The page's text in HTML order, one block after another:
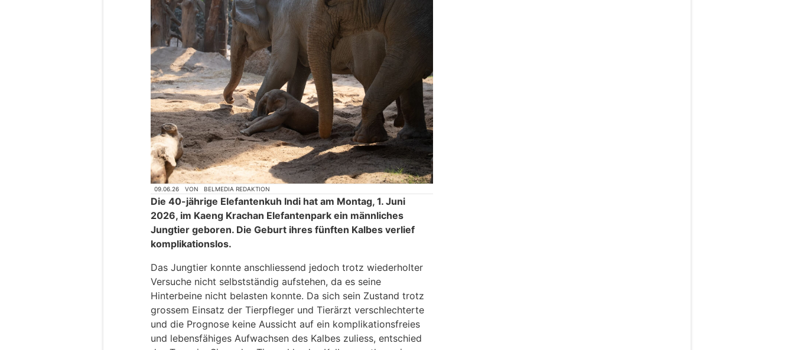
09.06.26 VON BELMEDIA REDAKTION
Die 40-jährige Elefantenkuh Indi hat am Montag, 1. Juni
2026, im Kaeng Krachan Elefantenpark ein männliches
Jungtier geboren. Die Geburt ihres fünften Kalbes verlief
komplikationslos.
Das Jungtier konnte anschliessend jedoch trotz wiederholter
Versuche nicht selbstständig aufstehen, da es seine
Hinterbeine nicht belasten konnte. Da sich sein Zustand trotz
grossem Einsatz der Tierpfleger und Tierärzt verschlechterte
und die Prognose keine Aussicht auf ein komplikationsfreies
und lebensfähiges Aufwachsen des Kalbes zuliess, entschied